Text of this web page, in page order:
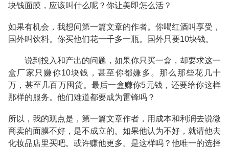
块钱面膜，应该叫什么呢？你让美即怎么活？
如果有机会，我想问第一篇文章的作者。你喝红酒叫享受，
国外叫饮料。你买他们花一千多一瓶。国外只要10块钱。
说到投入和产出的问题，如果你只买一盒，却要求这一
盒厂家只赚你10块钱，甚至你都嫌多。那么那些花几十
万，甚至几百万囤货。最后一盒赚你5元钱，还要给你这样
那样的服务。他们难道都要成为雷锋吗？
所以，我的观点是，第一篇文章作者，用成本和利润去说微
商卖的面膜不好，是不成立的。如果他认为不好，就请他去
化妆品店里买吧。或许赚他更多。是这样吗？他唯一的选择